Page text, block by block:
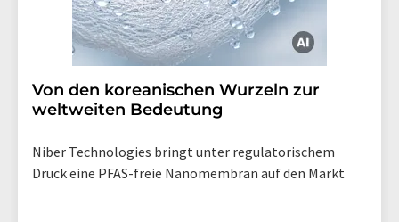
Von den koreanischen Wurzeln zur
weltweiten Bedeutung
Niber Technologies bringt unter regulatorischem
Druck eine PFAS-freie Nanomembran auf den Markt